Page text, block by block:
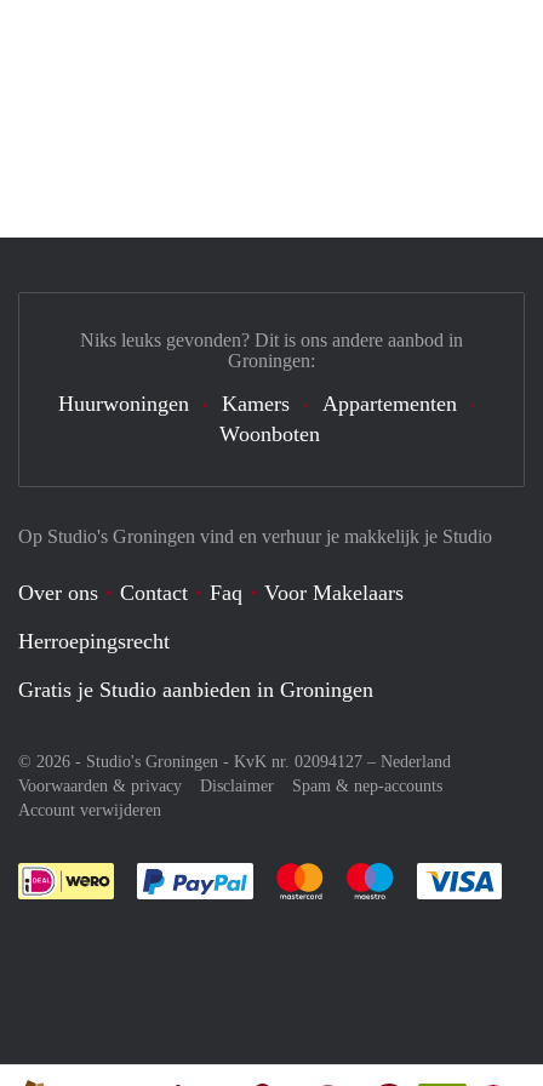
Op Studio's Groningen vind en verhuur je makkelijk je Studio
Over ons Contact Faq
Voor Makelaars
Herroepingsrecht
Gratis je Studio aanbieden in Groningen
© 2026 - Studio's Groningen - KvK nr. 02094127 – Nederland
Voorwaarden & privacy
Disclaimer
Spam & nep-accounts
Account verwijderen
Je rekent gemakkelijk af met Paypal
Je rekent gemakkelijk af met
Je rekent
Niks leuks gevonden? Dit is ons andere aanbod in
Groningen:
Huurwoningen Kamers
Appartementen
Woonboten